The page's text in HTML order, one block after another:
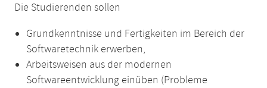
Die Studierenden sollen
Grundkenntnisse und Fertigkeiten im Bereich der
Softwaretechnik erwerben,
Arbeitsweisen aus der modernen
Softwareentwicklung einüben (Probleme